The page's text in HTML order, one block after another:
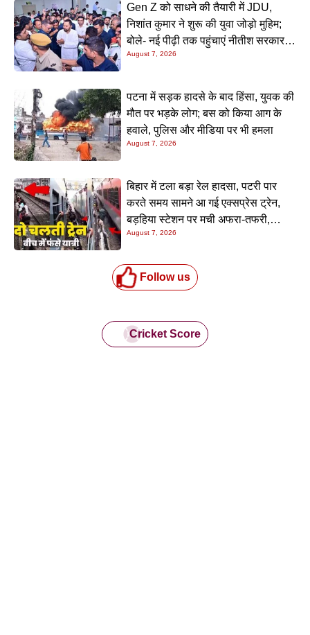
Gen Z को साधने की तैयारी में JDU,
निशांत कुमार ने शुरू की युवा जोड़ो मुहिम;
बोले- नई पीढ़ी तक पहुंचाएं नीतीश सरकार के
20 सालों के काम
August 7, 2026
पटना में सड़क हादसे के बाद हिंसा, युवक की
मौत पर भड़के लोग; बस को किया आग के
हवाले, पुलिस और मीडिया पर भी हमला
August 7, 2026
बिहार में टला बड़ा रेल हादसा, पटरी पार
करते समय सामने आ गई एक्सप्रेस ट्रेन,
बड़हिया स्टेशन पर मची अफरा-तफरी,
यात्रियों की लापरवाही आई सामने
August 7, 2026
Follow us
Cricket Score